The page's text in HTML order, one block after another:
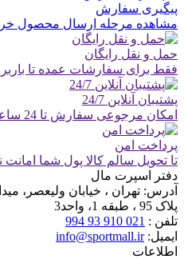
پیگیری سفارش
مشاهده مرحله ارسال محصول
حمل و نقل رایگان
فقط برای سفارشات عمده تا
پشتیبان آنلاین 24/7
امکان مرجوعی سفارش تا 24 ساعت (قبل از ارسال)
پرداخت امن
تا تحویل سالم کالا پول شما امانت
دفتر اسپرت مال
آدرس: تهران ، خیابان ولیعصر،
پلاک 95 ، طبقه 1، واحد3
تلفن : 021 910 93 994
ایمیل:info@sportmall.ir
اطلاعات